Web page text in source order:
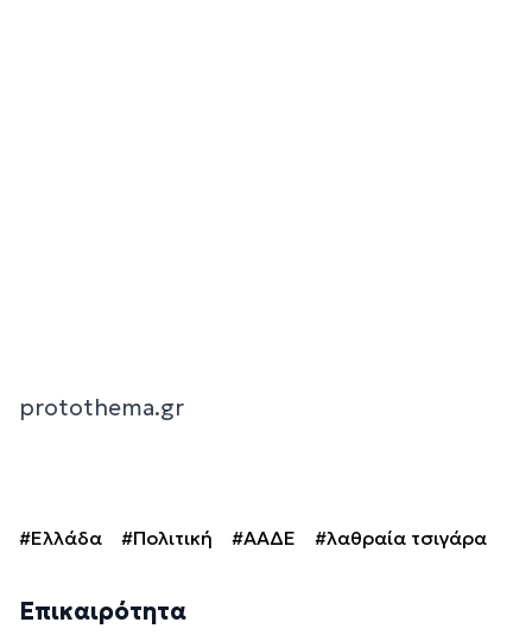
protothema.gr
#Ελλάδα #Πολιτική #ΑΑΔΕ #λαθραία τσιγάρα
Επικαιρότητα